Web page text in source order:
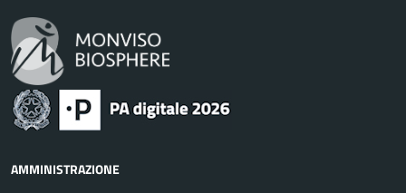
AMMINISTRAZIONE